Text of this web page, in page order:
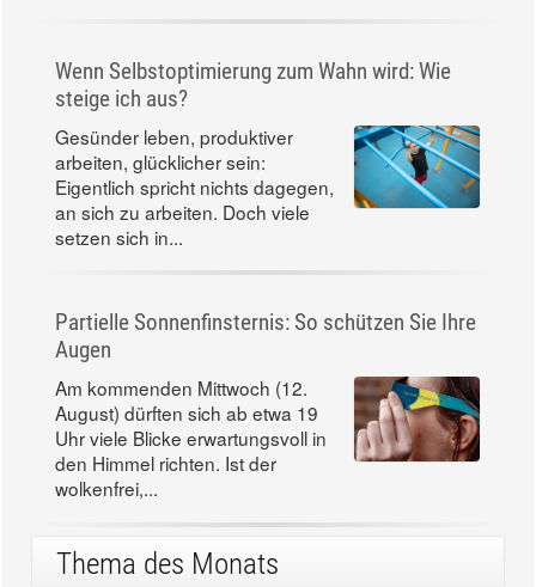
Wenn Selbstoptimierung zum Wahn wird: Wie
steige ich aus?
Gesünder leben, produktiver
arbeiten, glücklicher sein:
Eigentlich spricht nichts dagegen,
an sich zu arbeiten. Doch viele
setzen sich in...
Partielle Sonnenfinsternis: So schützen Sie Ihre
Augen
Am kommenden Mittwoch (12.
August) dürften sich ab etwa 19
Uhr viele Blicke erwartungsvoll in
den Himmel richten. Ist der
wolkenfrei,...
Thema des Monats